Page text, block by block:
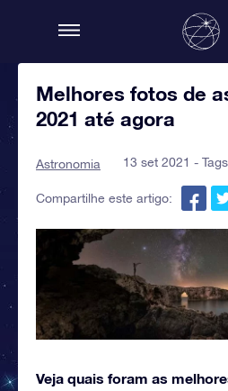
Melhores fotos de
2021 até agora
Astronomia 13 set 2021 -
Compartilhe este artigo:
Veja quais foram as